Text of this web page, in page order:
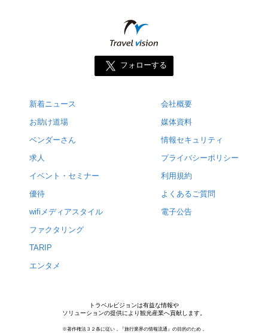
フォローする
新着ニュース
お助け道場
ベンダーさん
求人
イベント・セミナー
優待
wifiメディアスタイル
ファクタリング
TARIP
エンタメ
会社概要
媒体資料
情報セキュリティ
プライバシーポリシー
利用規約
よくあるご質問
電子公告
トラベルビジョンは有益な情報や
ソリューションの提供により観光産業へ貢献します。
※著作権法３２条に従い，『旅行業界の情報流通』の目的のため，